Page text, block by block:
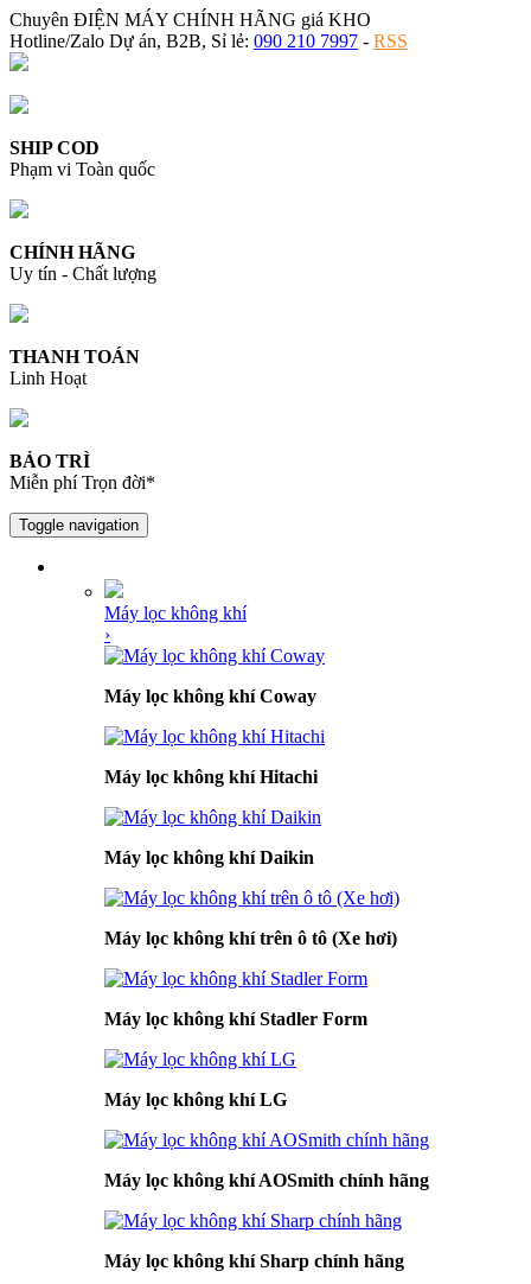
Chuyên ĐIỆN MÁY CHÍNH HÃNG giá KHO
Hotline/Zalo Dự án, B2B, Sỉ lẻ: 090 210 7997 - RSS
SHIP COD
Phạm vi Toàn quốc
CHÍNH HÃNG
Uy tín - Chất lượng
THANH TOÁN
Linh Hoạt
BẢO TRÌ
Miễn phí Trọn đời*
Toggle navigation
Máy lọc không khí
›
Máy lọc không khí Coway
Máy lọc không khí Hitachi
Máy lọc không khí Daikin
Máy lọc không khí trên ô tô (Xe hơi)
Máy lọc không khí Stadler Form
Máy lọc không khí LG
Máy lọc không khí AOSmith chính hãng
Máy lọc không khí Sharp chính hãng